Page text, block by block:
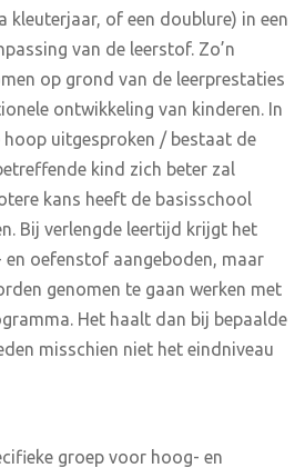
kleuterjaar, of een doublure) in een
van de leerstof. Zo’n
op grond van de leerprestaties
ontwikkeling van kinderen. In
uitgesproken / bestaat de
kind zich beter zal
kans heeft de basisschool
Bij verlengde leertijd krijgt het
en oefenstof aangeboden, maar
genomen te gaan werken met
Het haalt dan bij bepaalde
misschien niet het eindniveau
groep voor hoog- en